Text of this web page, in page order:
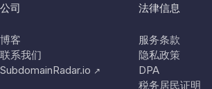
公司
博客
联系我们
SubdomainRadar.io ↗
法律信息
服务条款
隐私政策
DPA
税务居民证明